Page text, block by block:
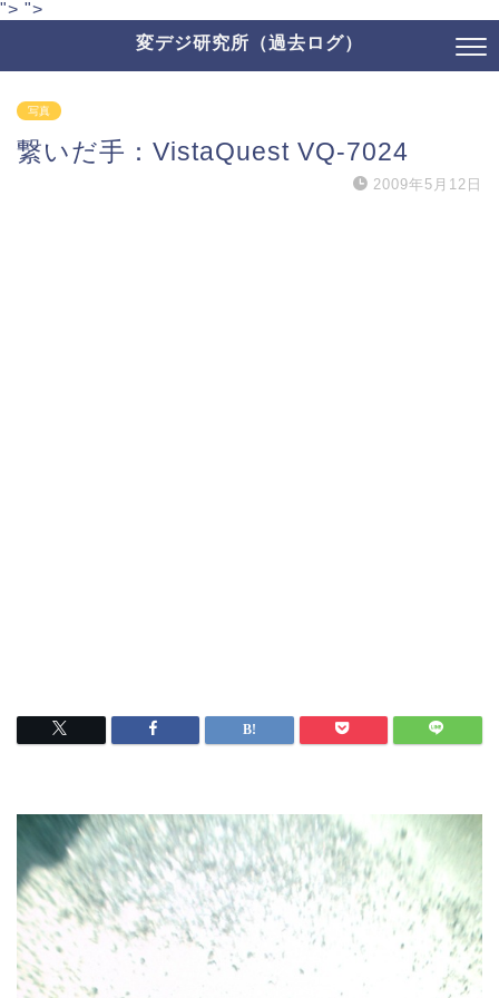
"> ">
変デジ研究所（過去ログ）
写真
繋いだ手：VistaQuest VQ-7024
2009年5月12日